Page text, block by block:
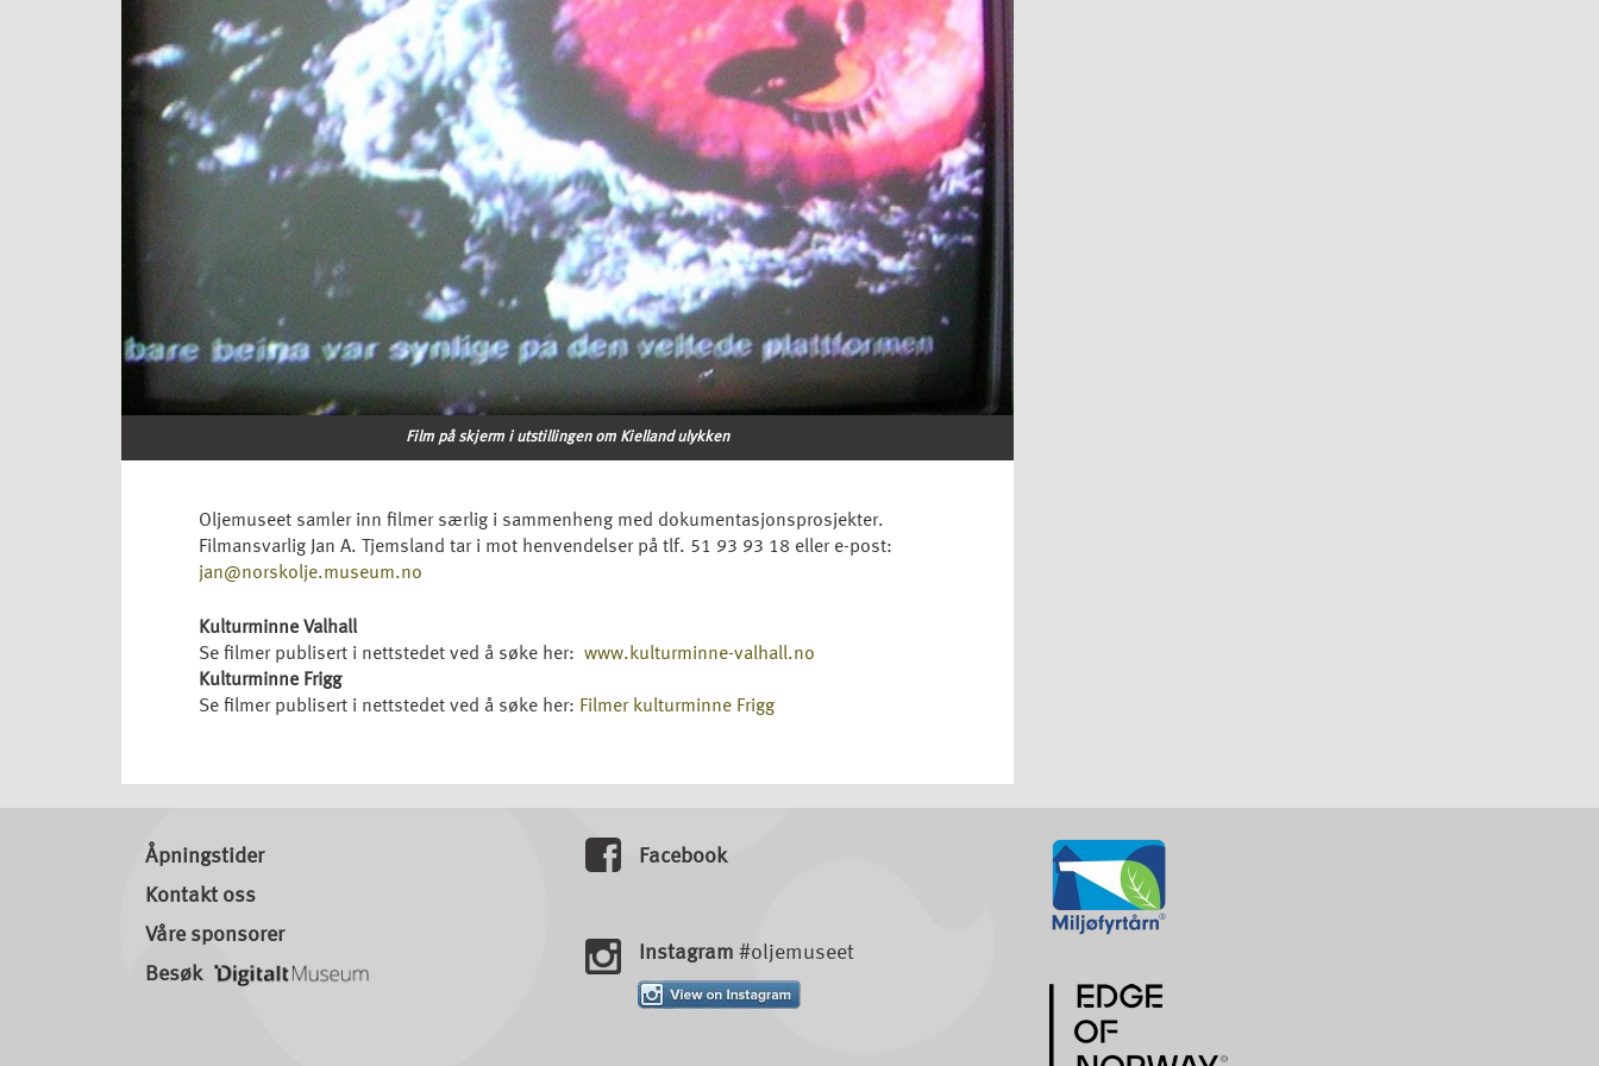
Film på skjerm i utstillingen om Kielland ulykken
Oljemuseet samler inn filmer særlig i sammenheng med dokumentasjonsprosjekter.
Filmansvarlig Jan A. Tjemsland tar i mot henvendelser på tlf. 51 93 93 18 eller e-post:
jan@norskolje.museum.no
Kulturminne Valhall
Se filmer publisert i nettstedet ved å søke her: www.kulturminne-valhall.no
Kulturminne Frigg
Se filmer publisert i nettstedet ved å søke her: Filmer kulturminne Frigg
Åpningstider
Kontakt oss
Våre sponsorer
Besøk
Facebook
Instagram #oljemuseet